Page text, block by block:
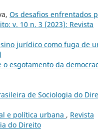
Os desafios enfrentados
v. 10 n. 3 (2023): Revista
jurídico como fuga de
esgotamento da
de Sociologia do
e política urbana , Revista
do Direito